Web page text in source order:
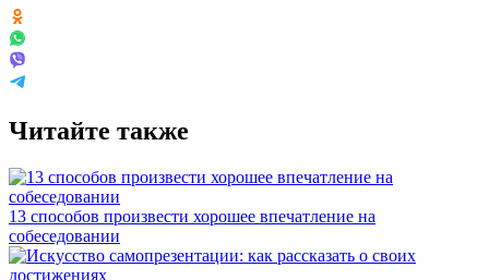
Читайте также
13 способов произвести хорошее впечатление на
собеседовании